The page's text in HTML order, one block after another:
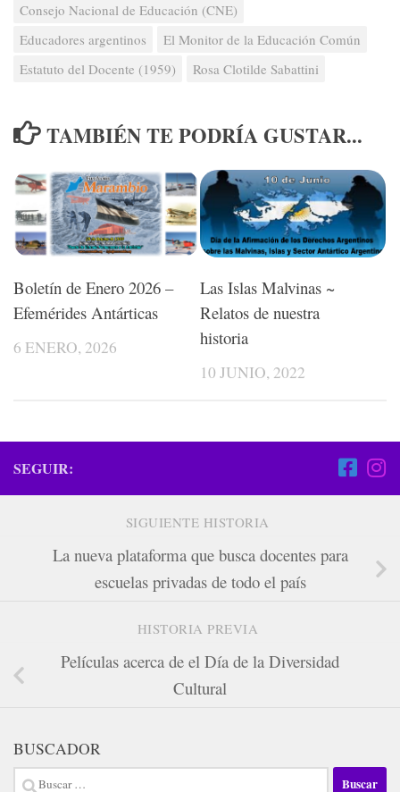
Consejo Nacional de Educación (CNE)
Educadores argentinos
El Monitor de la Educación Común
Estatuto del Docente (1959)
Rosa Clotilde Sabattini
TAMBIÉN TE PODRÍA GUSTAR...
Boletín de Enero 2026 –
Efemérides Antárticas
6 ENERO, 2026
Las Islas Malvinas ~
Relatos de nuestra
historia
10 JUNIO, 2022
SEGUIR:
SIGUIENTE HISTORIA
La nueva plataforma que busca docentes para
escuelas privadas de todo el país
HISTORIA PREVIA
Películas acerca de el Día de la Diversidad
Cultural
BUSCADOR
Buscar: